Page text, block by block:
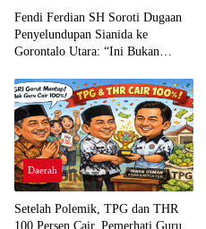
Fendi Ferdian SH Soroti Dugaan
Penyelundupan Sianida ke
Gorontalo Utara: “Ini Bukan
Daerah
Setelah Polemik, TPG dan THR
100 Persen Cair, Pemerhati Guru